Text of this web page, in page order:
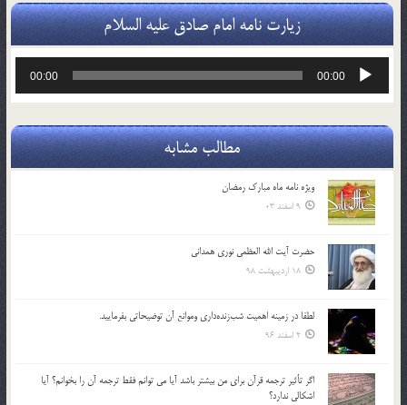
زیارت نامه امام صادق علیه السلام
پخش‌کننده
00:00
00:00
مطالب مشابه
ویژه نامه ماه مبارک رمضان
9 اسفند 03
حضرت آیت الله العظمی نوری همدانی
18 اردیبهشت 98
لطفا در زمينه اهميت شب‌زنده‌داري وموانع آن توضيحاتي بفرماييد.
2 اسفند 96
اگر تأثير ترجمه قرآن براي من بيشتر باشد آيا مي توانم فقط ترجمه آن را بخوانم؟ آيا
اشكالي ندارد؟